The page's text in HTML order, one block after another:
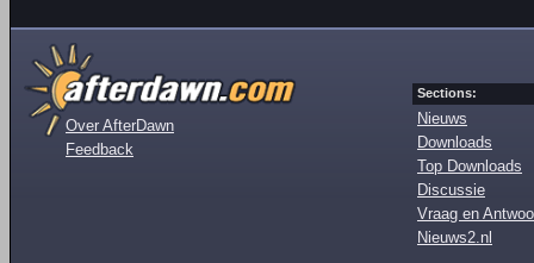
Over AfterDawn
Feedback
Sections:
Nieuws
Downloads
Top Downloads
Discussie
Vraag en
Nieuws2.nl